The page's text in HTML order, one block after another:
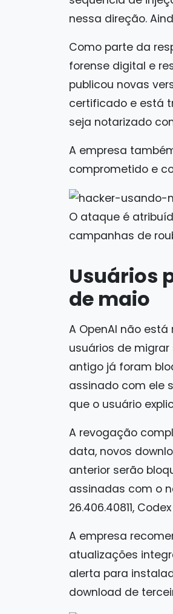
nessa direção.
Como parte da
forense digital e
publicou novas
certificado e está
seja notarizado
A empresa
comprometido e
O ataque é
campanhas de
Usuários
de maio
A OpenAI não
usuários de
antigo já foram
assinado com ele
que o usuário
A revogação
data, novos
anterior serão
assinadas com o
26.406.40811,
A empresa
atualizações
alerta para
download de